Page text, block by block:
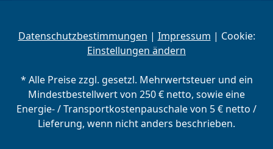
Datenschutzbestimmungen | Impressum | Cookie:
Einstellungen ändern
* Alle Preise zzgl. gesetzl. Mehrwertsteuer und ein
Mindestbestellwert von 250 € netto, sowie eine
Energie- / Transportkostenpauschale von 5 € netto /
Lieferung, wenn nicht anders beschrieben.